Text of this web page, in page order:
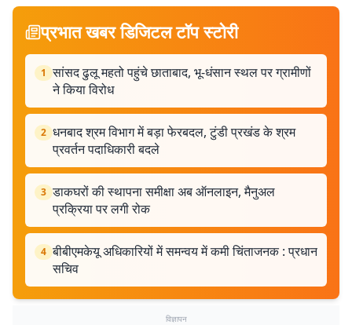
प्रभात खबर डिजिटल टॉप स्टोरी
1 सांसद ढुलू महतो पहुंचे छाताबाद, भू-धंसान स्थल पर ग्रामीणों
ने किया विरोध
2 धनबाद श्रम विभाग में बड़ा फेरबदल, टुंडी प्रखंड के श्रम
प्रवर्तन पदाधिकारी बदले
3 डाकघरों की स्थापना समीक्षा अब ऑनलाइन, मैनुअल
प्रक्रिया पर लगी रोक
4 बीबीएमकेयू अधिकारियों में समन्वय में कमी चिंताजनक : प्रधान
सचिव
विज्ञापन